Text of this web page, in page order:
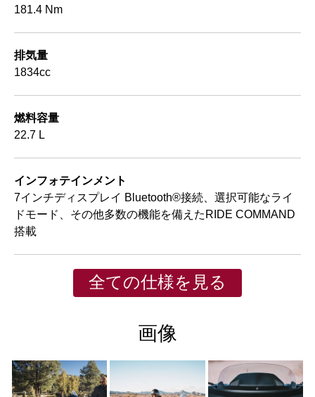
181.4 Nm
排気量
1834cc
燃料容量
22.7 L
インフォテインメント
7インチディスプレイ Bluetooth®接続、選択可能なライ
ドモード、その他多数の機能を備えたRIDE COMMAND
搭載
全ての仕様を見る
画像